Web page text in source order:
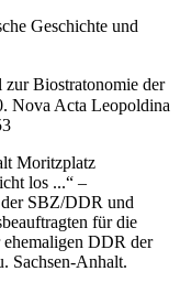
Geschichte und
zur Biostratonomie der
Nova Acta Leopoldina
Moritzplatz
los ...
–
SBZ/DDR und
für die
ehemaligen DDR der
Sachsen-Anhalt.